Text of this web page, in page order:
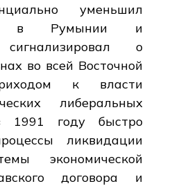
уменьшил
в Румынии и
сигнализировал о
во всей Восточной
к власти
либеральных
1991 году быстро
ликвидации
экономической
договора и